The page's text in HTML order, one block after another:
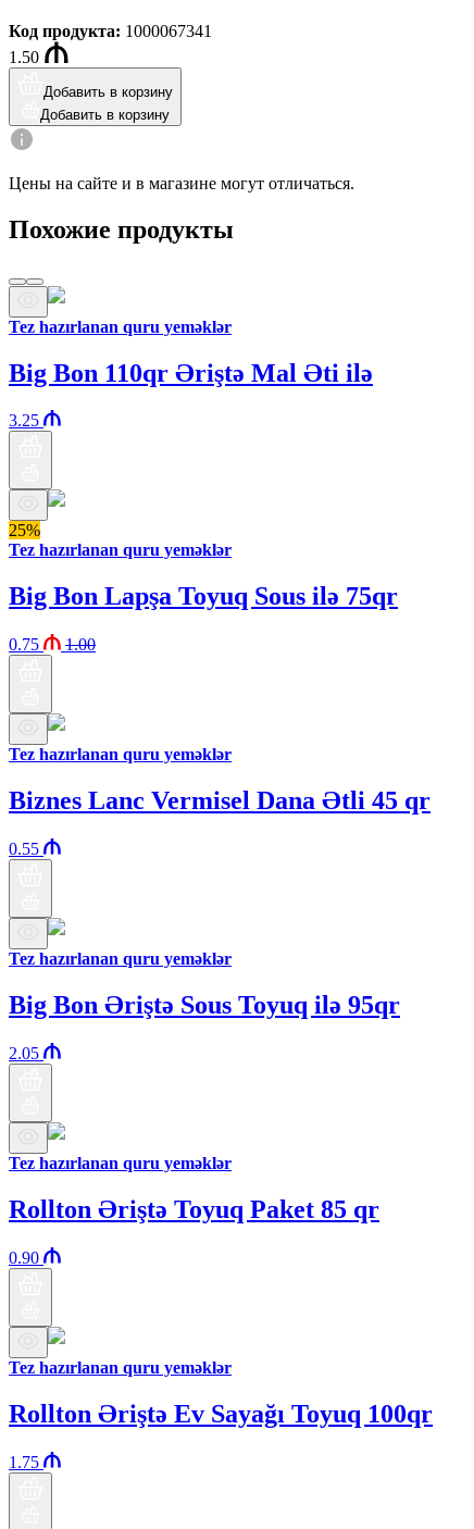
Код продукта: 1000067341
1.50
Добавить в корзину
Добавить в корзину
Цены на сайте и в магазине могут отличаться.
Похожие продукты
Tez hazırlanan quru yeməklər
Big Bon 110qr Əriştə Mal Əti ilə
3.25
25%
Tez hazırlanan quru yeməklər
Big Bon Lapşa Toyuq Sous ilə 75qr
0.75 1.00
Tez hazırlanan quru yeməklər
Biznes Lanc Vermisel Dana Ətli 45 qr
0.55
Tez hazırlanan quru yeməklər
Big Bon Əriştə Sous Toyuq ilə 95qr
2.05
Tez hazırlanan quru yeməklər
Rollton Əriştə Toyuq Paket 85 qr
0.90
Tez hazırlanan quru yeməklər
Rollton Əriştə Ev Sayağı Toyuq 100qr
1.75